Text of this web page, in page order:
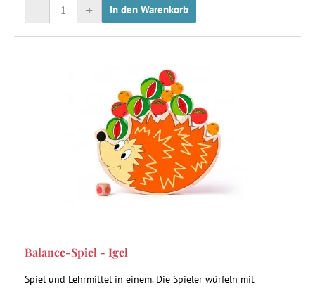
+
- In den Warenkorb
Balance-Spiel - Igel
Spiel und Lehrmittel in einem. Die Spieler würfeln mit